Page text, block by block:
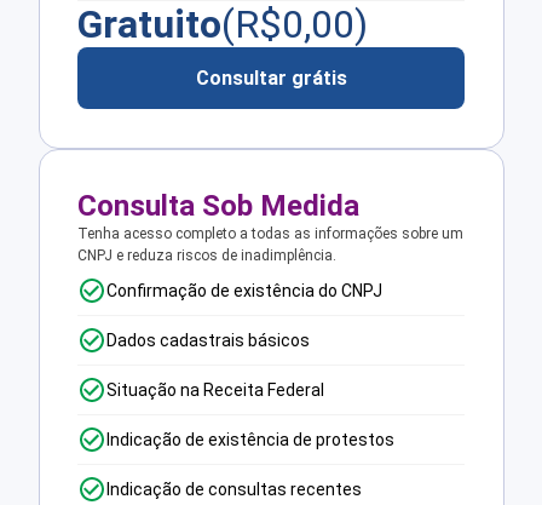
Gratuito(R$0,00)
Consultar grátis
Consulta Sob Medida
Tenha acesso completo a todas as informações sobre um
CNPJ e reduza riscos de inadimplência.
Confirmação de existência do CNPJ
Dados cadastrais básicos
Situação na Receita Federal
Indicação de existência de protestos
Indicação de consultas recentes